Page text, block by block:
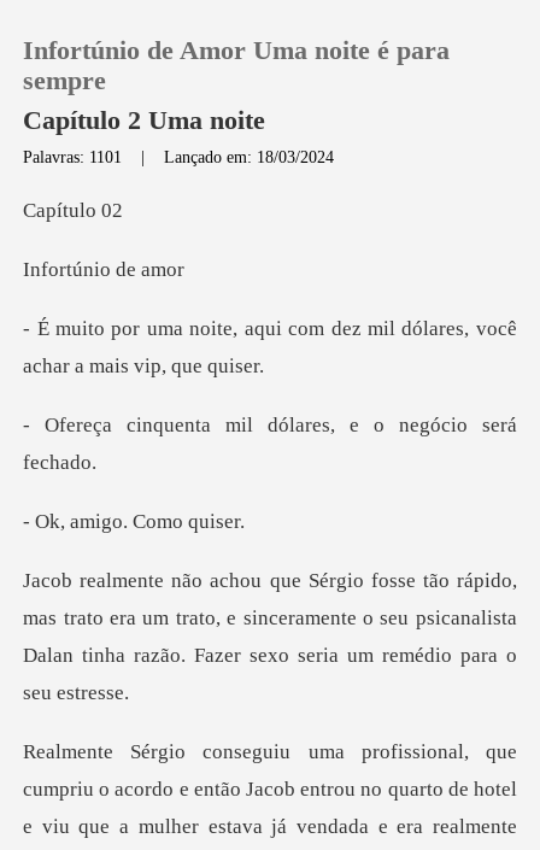
Histórico
Baixar App
Infortúnio de Amor Uma noite é para
sempre
Capítulo 2 Uma noite
Palavras: 1101 |Lançado em: 18/03/2024
ítu
Infort
te, aqui com dez mil dólares, vo
nquenta mil dólares, e
- Ok, amigo.
o,
mas trato era um trato, e sinceramente o seu psicanalista
Da
cob entrou no quarto de hotel
e viu que a mulher estava já vendada e era realmente